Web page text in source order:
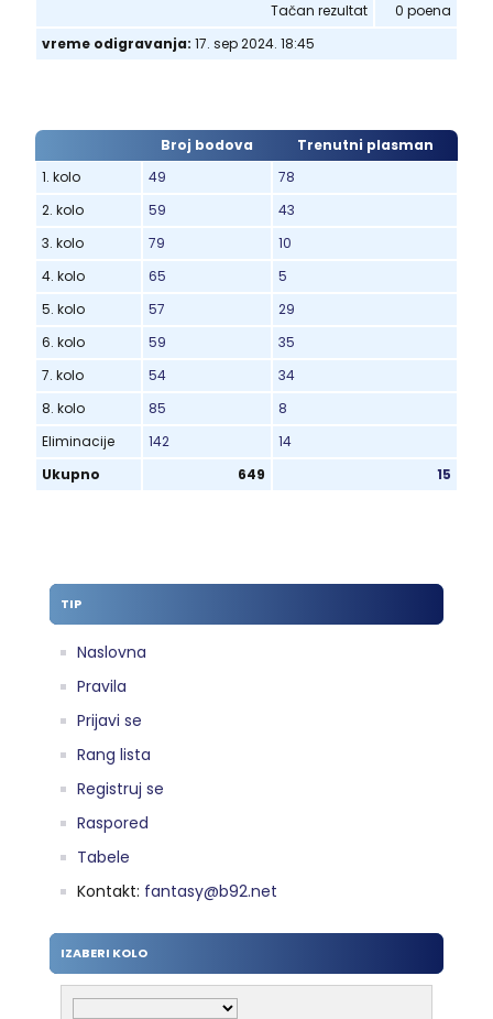
Tačan rezultat
0 poena
vreme odigravanja: 17. sep 2024. 18:45
Broj bodova
Trenutni plasman
1. kolo
49
78
2. kolo
59
43
3. kolo
79
10
4. kolo
65
5
5. kolo
57
29
6. kolo
59
35
7. kolo
54
34
8. kolo
85
8
Eliminacije
142
14
Ukupno
649 15
TIP
Naslovna
Pravila
Prijavi se
Rang lista
Registruj se
Raspored
Tabele
Kontakt: fantasy@b92.net
IZABERI KOLO